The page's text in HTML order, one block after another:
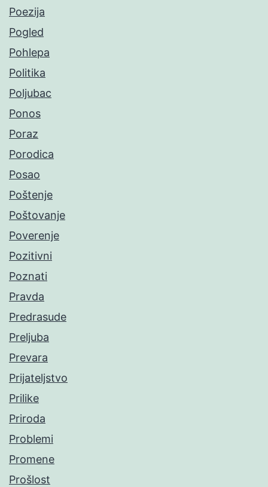
Poezija
Pogled
Pohlepa
Politika
Poljubac
Ponos
Poraz
Porodica
Posao
Poštenje
Poštovanje
Poverenje
Pozitivni
Poznati
Pravda
Predrasude
Preljuba
Prevara
Prijateljstvo
Prilike
Priroda
Problemi
Promene
Prošlost